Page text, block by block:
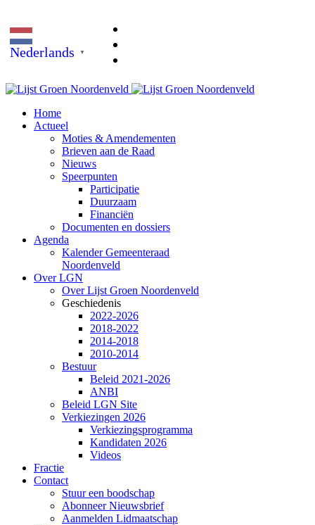
Nederlands ▼
Home
Actueel
Moties & Amendementen
Brieven aan de Raad
Nieuws
Speerpunten
Participatie
Duurzaam
Financiën
Documenten en dossiers
Agenda
Kalender Gemeenteraad
Noordenveld
Over LGN
Over Lijst Groen Noordenveld
Geschiedenis
2022-2026
2018-2022
2014-2018
2010-2014
Bestuur
Beleid 2021-2026
ANBI
Beleid LGN Site
Verkiezingen 2026
Verkiezingsprogramma
Kandidaten 2026
Videos
Fractie
Contact
Stuur een boodschap
Abonneer Nieuwsbrief
Aanmelden Lidmaatschap